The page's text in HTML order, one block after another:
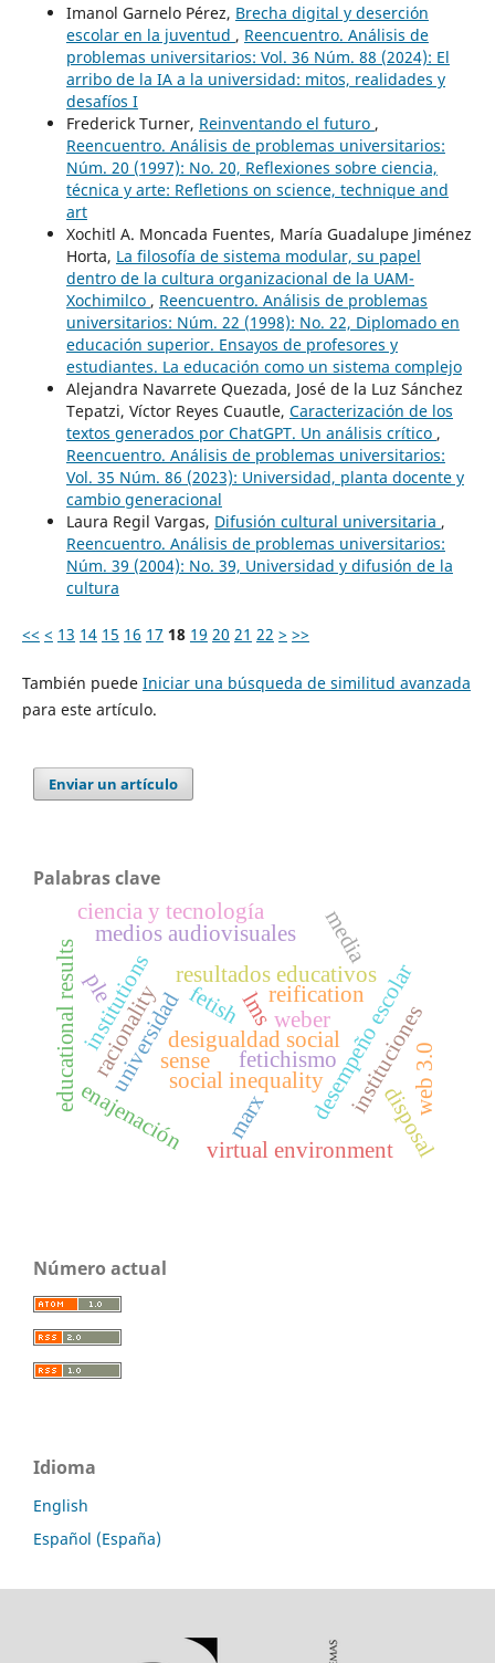
Imanol Garnelo Pérez, Brecha digital y deserción
escolar en la juventud , Reencuentro. Análisis de
problemas universitarios: Vol. 36 Núm. 88 (2024): El
arribo de la IA a la universidad: mitos, realidades y
desafíos I
Frederick Turner, Reinventando el futuro ,
Reencuentro. Análisis de problemas universitarios:
Núm. 20 (1997): No. 20, Reflexiones sobre ciencia,
técnica y arte: Refletions on science, technique and
art
Xochitl A. Moncada Fuentes, María Guadalupe Jiménez
Horta, La filosofía de sistema modular, su papel
dentro de la cultura organizacional de la UAM-
Xochimilco , Reencuentro. Análisis de problemas
universitarios: Núm. 22 (1998): No. 22, Diplomado en
educación superior. Ensayos de profesores y
estudiantes. La educación como un sistema complejo
Alejandra Navarrete Quezada, José de la Luz Sánchez
Tepatzi, Víctor Reyes Cuautle, Caracterización de los
textos generados por ChatGPT. Un análisis crítico ,
Reencuentro. Análisis de problemas universitarios:
Vol. 35 Núm. 86 (2023): Universidad, planta docente y
cambio generacional
Laura Regil Vargas, Difusión cultural universitaria ,
Reencuentro. Análisis de problemas universitarios:
Núm. 39 (2004): No. 39, Universidad y difusión de la
cultura
<< < 13 14 15 16 17 18 19 20 21 22 > >>
También puede Iniciar una búsqueda de similitud avanzada
para este artículo.
Enviar un artículo
Palabras clave
universidad fetichismo
resultados educativos
desempeño escolar
social inequality
desigualdad social
racionality weber
institutions instituciones
fetish
disposal
reification
enajenación marx
educational results
media
medios audiovisuales
ciencia y tecnología
virtual environment
ple
lms
web 3.0
sense
Número actual
Idioma
English
Español (España)